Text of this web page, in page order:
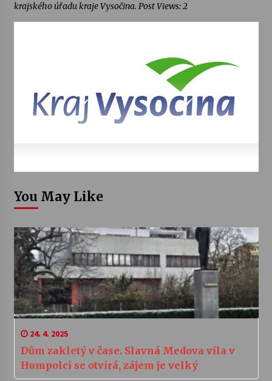
krajského úřadu kraje Vysočina. Post Views: 2
You May Like
24. 4. 2025
Dům zakletý v čase. Slavná Medova vila v
Humpolci se otvírá, zájem je velký